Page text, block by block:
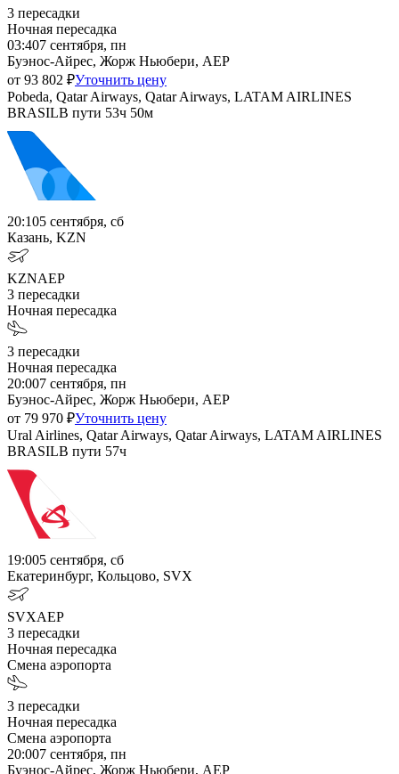
3 пересадки
Ночная пересадка
03:407 сентября, пн
Буэнос-Айрес, Жорж Ньюбери, AEP
от 93 802 ₽Уточнить цену
Pobeda, Qatar Airways, Qatar Airways, LATAM AIRLINES
BRASILВ пути 53ч 50м
20:105 сентября, сб
Казань, KZN
KZNAEP
3 пересадки
Ночная пересадка
3 пересадки
Ночная пересадка
20:007 сентября, пн
Буэнос-Айрес, Жорж Ньюбери, AEP
от 79 970 ₽Уточнить цену
Ural Airlines, Qatar Airways, Qatar Airways, LATAM AIRLINES
BRASILВ пути 57ч
19:005 сентября, сб
Екатеринбург, Кольцово, SVX
SVXAEP
3 пересадки
Ночная пересадка
Смена аэропорта
3 пересадки
Ночная пересадка
Смена аэропорта
20:007 сентября, пн
Буэнос-Айрес, Жорж Ньюбери, AEP